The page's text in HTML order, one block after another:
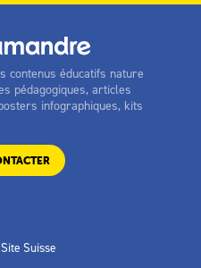
contenus éducatifs nature
pédagogiques, articles
infographiques, kits
Site Suisse